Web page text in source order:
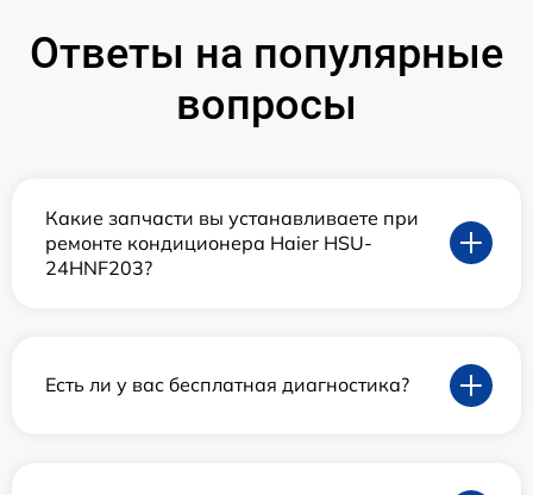
Ответы на популярные
вопросы
Какие запчасти вы устанавливаете при
ремонте кондиционера Haier HSU-
24HNF203?
Есть ли у вас бесплатная диагностика?